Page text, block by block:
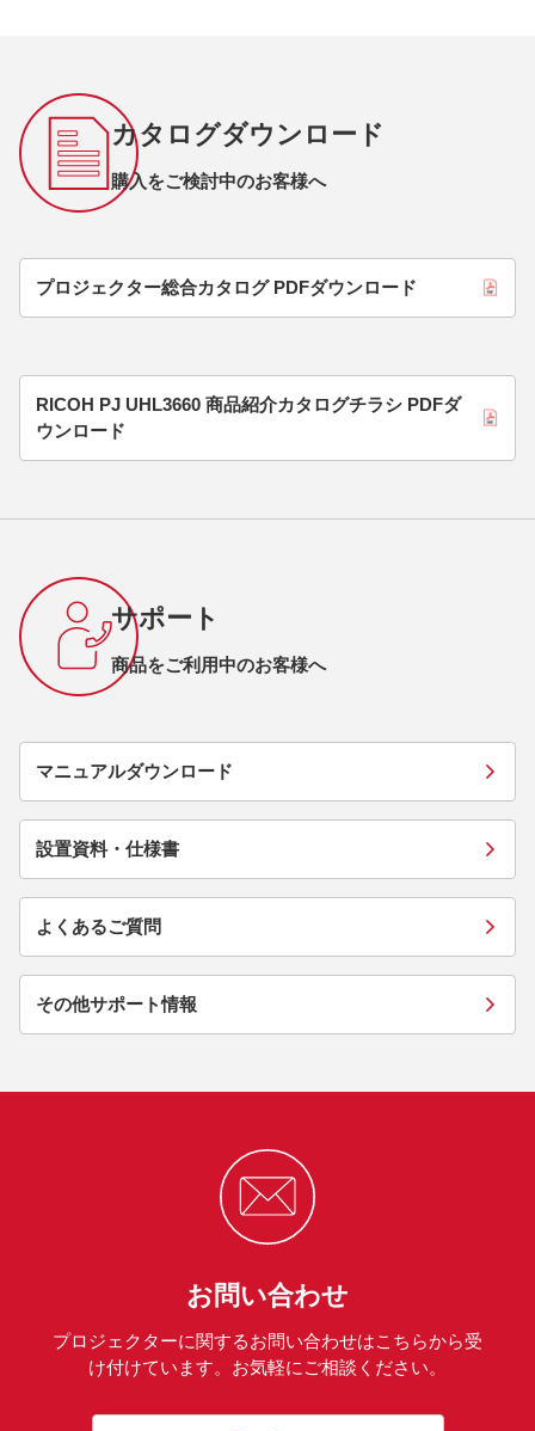
カタログダウンロード
購入をご検討中のお客様へ
プロジェクター総合カタログ PDFダウンロード
RICOH PJ UHL3660 商品紹介カタログチラシ PDFダ
ウンロード
サポート
商品をご利用中のお客様へ
マニュアルダウンロード
設置資料・仕様書
よくあるご質問
その他サポート情報
お問い合わせ
プロジェクターに関するお問い合わせはこちらから受
け付けています。お気軽にご相談ください。